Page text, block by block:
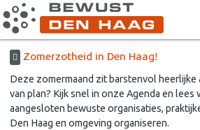
Zomerzotheid in Den Haag!
Deze zomermaand zit barstenvol heerlijke
van plan? Kijk snel in onze Agenda en lees
aangesloten bewuste organisaties,
Den Haag en omgeving organiseren.